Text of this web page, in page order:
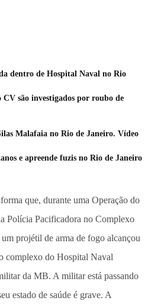
dentro de Hospital Naval no Rio
são investigados por roubo de
Malafaia no Rio de Janeiro. Vídeo
e apreende fuzis no Rio de Janeiro
que, durante uma Operação do
Polícia Pacificadora no Complexo
projétil de arma de fogo alcançou
complexo do Hospital Naval
da MB. A militar está passando
estado de saúde é grave. A